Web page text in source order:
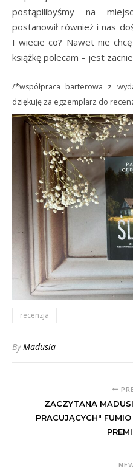
postąpilibyśmy na
postanowił również i nas
I wiecie co? Nawet nie
książkę polecam – jest
/*współpraca barterowa z
dziękuję za egzemplarz do
recenzja
ByMadusia
ZACZYTANA
PRACUJĄCYCH"